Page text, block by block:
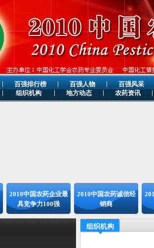
| 百强排行榜 | 百强人物 |
百强风采
| 组织机构 | 地方动态 | 农药资讯 |
2010中国农药企业最
具竞争力100强
2010中国农药诚信经
销商
组织机构